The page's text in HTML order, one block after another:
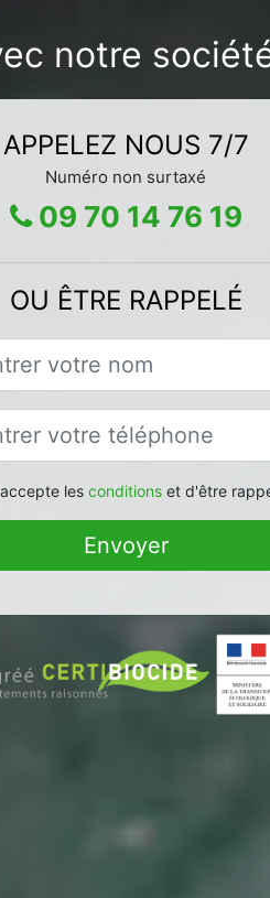
notre
APPELEZ NOUS 7/7
Numéro non surtaxé
09 70 14 76 19
OU ÊTRE RAPPELÉ
les conditionset d'être
Envoyer